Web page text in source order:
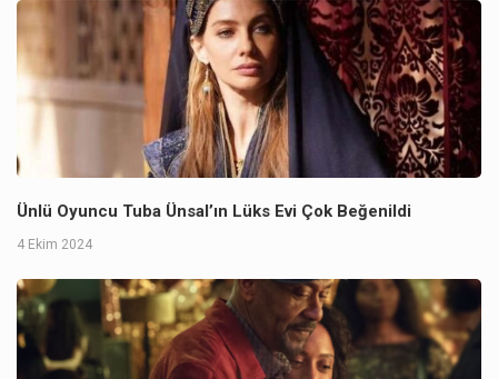
Ünlü Oyuncu Tuba Ünsal’ın Lüks Evi Çok Beğenildi
4 Ekim 2024